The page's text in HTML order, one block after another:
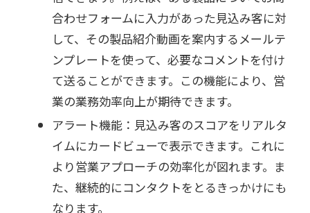
合わせフォームに入力があった見込み客に対
して、その製品紹介動画を案内するメールテ
ンプレートを使って、必要なコメントを付け
て送ることができます。この機能により、営
業の業務効率向上が期待できます。
アラート機能：見込み客のスコアをリアルタ
イムにカードビューで表示できます。これに
より営業アプローチの効率化が図れます。ま
た、継続的にコンタクトをとるきっかけにも
なります。